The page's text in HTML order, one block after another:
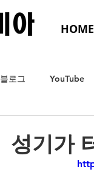
HOME
블로그 YouTube
성기가